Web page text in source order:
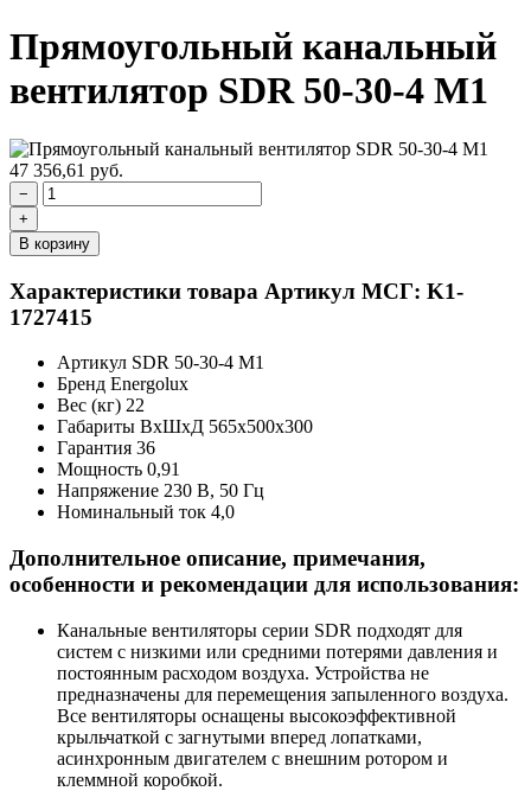
Прямоугольный канальный
вентилятор SDR 50-30-4 M1
47 356,61 руб.
−
+
В корзину
Характеристики товара Артикул МСГ: K1-
1727415
Артикул SDR 50-30-4 M1
Бренд Energolux
Вес (кг) 22
Габариты ВхШхД 565x500x300
Гарантия 36
Мощность 0,91
Напряжение 230 В, 50 Гц
Номинальный ток 4,0
Дополнительное описание, примечания,
особенности и рекомендации для использования:
Канальные вентиляторы серии SDR подходят для
систем с низкими или средними потерями давления и
постоянным расходом воздуха. Устройства не
предназначены для перемещения запыленного воздуха.
Все вентиляторы оснащены высокоэффективной
крыльчаткой с загнутыми вперед лопатками,
асинхронным двигателем с внешним ротором и
клеммной коробкой.